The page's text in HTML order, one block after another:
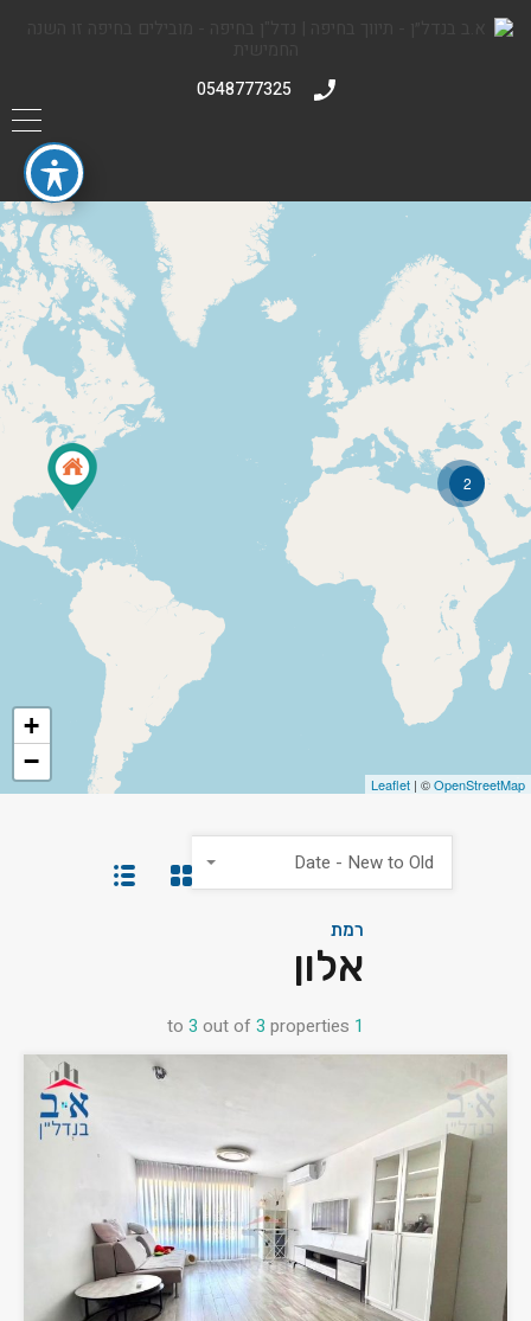
0548777325
2
+
−
Leaflet | ©OpenStreetMap
רמת
אלון
1
to 3 out of 3 properties
Date - New to Old